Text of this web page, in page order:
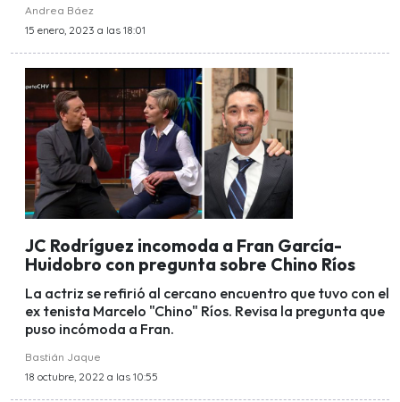
Andrea Báez
15 enero, 2023 a las 18:01
JC Rodríguez incomoda a Fran García-
Huidobro con pregunta sobre Chino Ríos
La actriz se refirió al cercano encuentro que tuvo con el
ex tenista Marcelo "Chino" Ríos. Revisa la pregunta que
puso incómoda a Fran.
Bastián Jaque
18 octubre, 2022 a las 10:55